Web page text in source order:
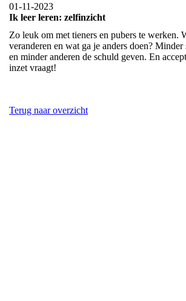
01-11-2023
Ik leer leren: zelfinzicht
Zo leuk om met tieners en pubers te werken.
veranderen en wat ga je anders doen? Minder
en minder anderen de schuld geven. En
inzet vraagt!
Terug naar overzicht